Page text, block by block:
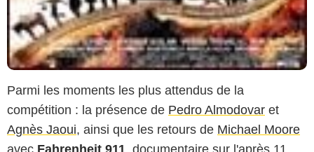
Parmi les moments les plus attendus de la
compétition : la présence de Pedro Almodovar et
Agnès Jaoui, ainsi que les retours de Michael Moore